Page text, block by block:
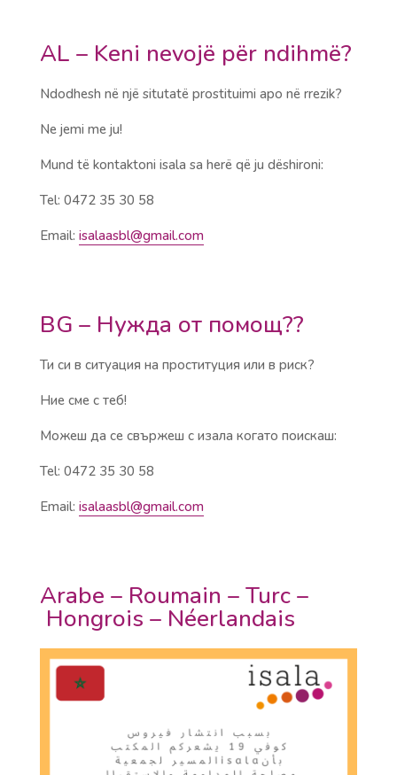
AL – Keni nevojë për ndihmë?
Ndodhesh në një situtatë prostituimi apo në rrezik?
Ne jemi me ju!
Mund të kontaktoni isala sa herë që ju dëshironi:
Tel: 0472 35 30 58
Email: isalaasbl@gmail.com
BG – Нужда от помощ??
Ти си в ситуация на проституция или в риск?
Ние сме с теб!
Можеш да се свържеш с изала когато поискаш:
Tel: 0472 35 30 58
Email: isalaasbl@gmail.com
Arabe – Roumain – Turc –
Hongrois – Néerlandais